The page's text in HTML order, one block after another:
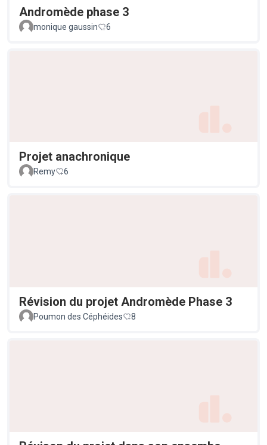
Andromède phase 3
monique gaussin 6
Projet anachronique
Remy 6
Révision du projet Andromède Phase 3
Poumon des Céphéides 8